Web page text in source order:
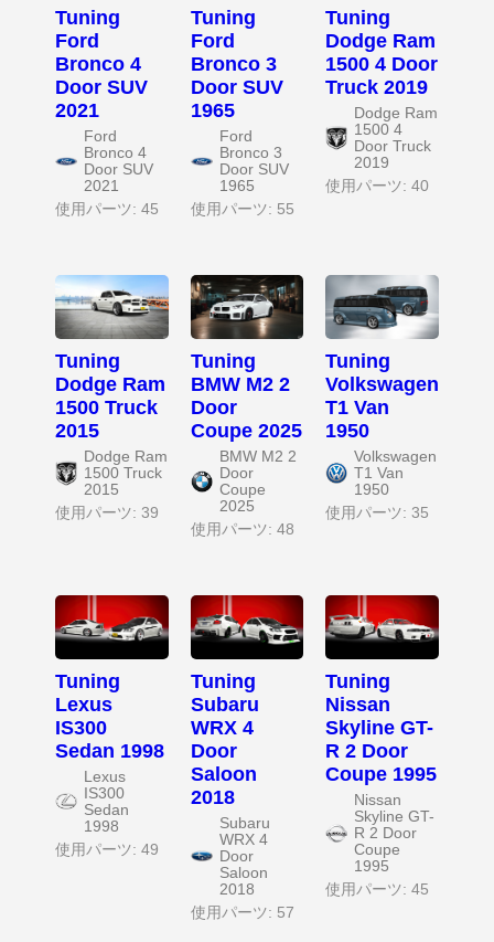
Tuning
Ford
Bronco 4
Door SUV
2021
Ford
Bronco 4
Door SUV
2021
使用パーツ: 45
Tuning
Ford
Bronco 3
Door SUV
1965
Ford
Bronco 3
Door SUV
1965
使用パーツ: 55
Tuning
Dodge Ram
1500 4 Door
Truck 2019
Dodge Ram
1500 4
Door Truck
2019
使用パーツ: 40
Tuning
Dodge Ram
1500 Truck
2015
Dodge Ram
1500 Truck
2015
使用パーツ: 39
Tuning
BMW M2 2
Door
Coupe 2025
BMW M2 2
Door
Coupe
2025
使用パーツ: 48
Tuning
Volkswagen
T1 Van
1950
Volkswagen
T1 Van
1950
使用パーツ: 35
Tuning
Lexus
IS300
Sedan 1998
Lexus
IS300
Sedan
1998
使用パーツ: 49
Tuning
Subaru
WRX 4
Door
Saloon
2018
Subaru
WRX 4
Door
Saloon
2018
使用パーツ: 57
Tuning
Nissan
Skyline GT-
R 2 Door
Coupe 1995
Nissan
Skyline GT-
R 2 Door
Coupe
1995
使用パーツ: 45